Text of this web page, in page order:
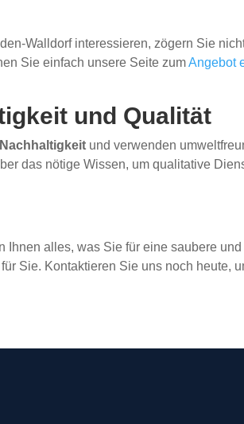
Walldorf interessieren, zögern Sie
Sie einfach unsere Seite zumAngebot
und Qualität
Nachhaltigkeit und verwenden
das nötige Wissen, um qualitative
Ihnen alles, was Sie für eine saubere
Sie. Kontaktieren Sie uns noch heute,